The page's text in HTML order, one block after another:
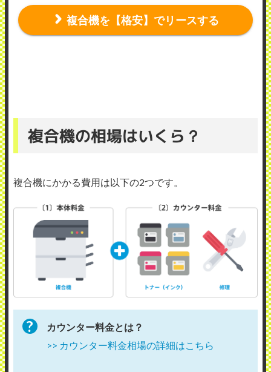
複合機を【格安】でリースする
複合機の相場はいくら？
複合機にかかる費用は以下の2つです。
カウンター料金とは？
>> カウンター料金相場の詳細はこちら